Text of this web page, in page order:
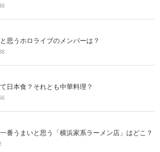
思うホロライブのメンバーは？
日本食？それとも中華料理？
番うまいと思う「横浜家系ラーメン店」はどこ？